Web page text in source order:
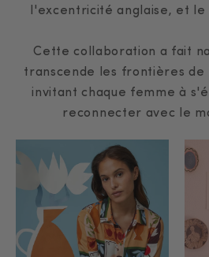
l'excentricité anglaise, et
Cette collaboration a fait
transcende les frontières
invitant chaque femme à
reconnecter avec le